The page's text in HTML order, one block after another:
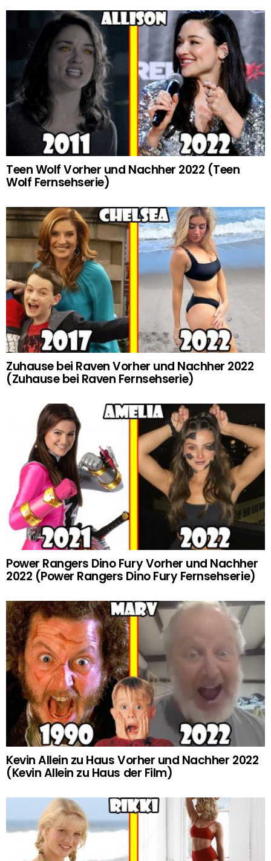
Teen Wolf Vorher und Nachher 2022 (Teen
Wolf Fernsehserie)
Zuhause bei Raven Vorher und Nachher 2022
(Zuhause bei Raven Fernsehserie)
Power Rangers Dino Fury Vorher und Nachher
2022 (Power Rangers Dino Fury Fernsehserie)
Kevin Allein zu Haus Vorher und Nachher 2022
(Kevin Allein zu Haus der Film)